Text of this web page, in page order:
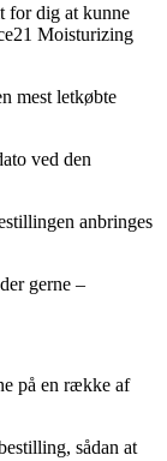
for dig at kunne
Moisturizing
mest letkøbte
ved den
anbringes
gerne –
på en række af
sådan at